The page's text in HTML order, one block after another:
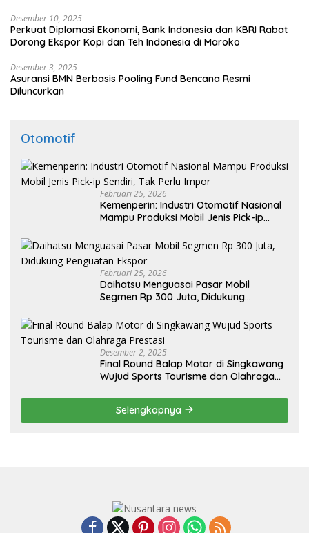
Desember 10, 2025
Perkuat Diplomasi Ekonomi, Bank Indonesia dan KBRI Rabat
Dorong Ekspor Kopi dan Teh Indonesia di Maroko
Desember 3, 2025
Asuransi BMN Berbasis Pooling Fund Bencana Resmi
Diluncurkan
Otomotif
Februari 25, 2026
Kemenperin: Industri Otomotif Nasional
Mampu Produksi Mobil Jenis Pick-ip
Februari 25, 2026
Daihatsu Menguasai Pasar Mobil
Segmen Rp 300 Juta, Didukung
Desember 2, 2025
Final Round Balap Motor di Singkawang
Wujud Sports Tourisme dan Olahraga
Selengkapnya